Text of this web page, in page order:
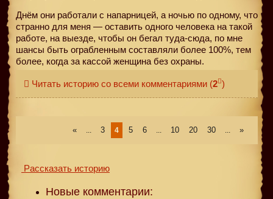
Днём они работали с напарницей, а ночью по одному, что
странно для меня — оставить одного человека на такой
работе, на выезде, чтобы он бегал туда-сюда, по мне
шансы быть ограбленным составляли более 100%, тем
более, когда за кассой женщина без охраны.
Читать историю со всеми комментариями (2 )
« ... 3 4 5 6 ... 10 20 30 ... »
Рассказать историю
Новые комментарии: